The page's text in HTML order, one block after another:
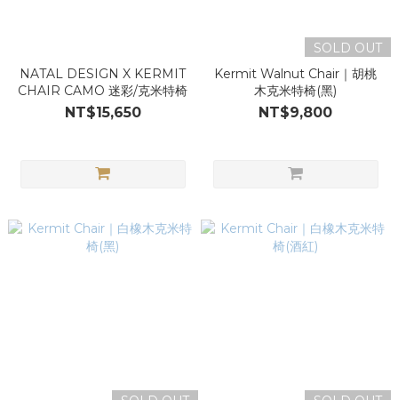
NATAL DESIGN X KERMIT
CHAIR CAMO 迷彩/克米特椅
NT$15,650
SOLD OUT
Kermit Walnut Chair｜胡桃
木克米特椅(黑)
NT$9,800